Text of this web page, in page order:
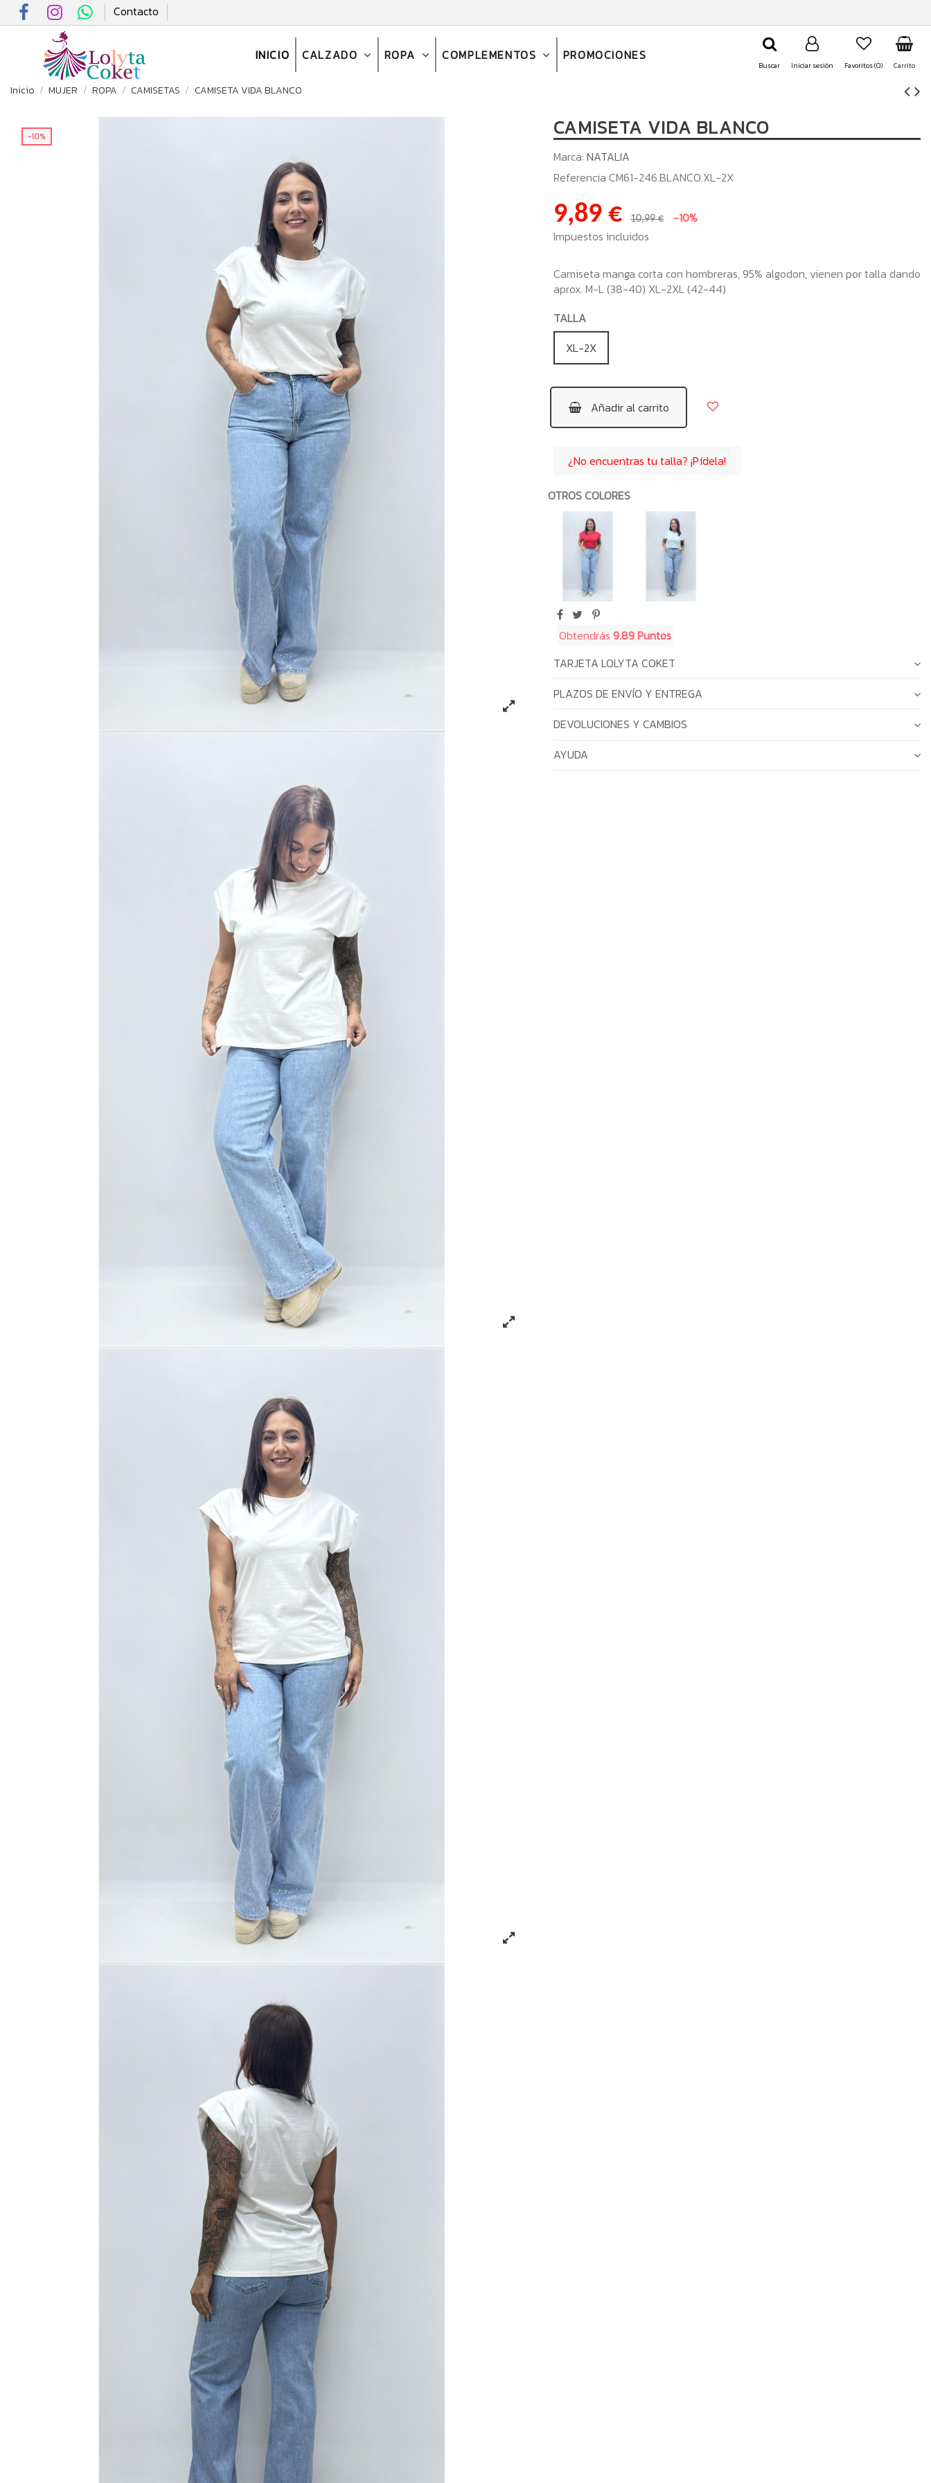
Contacto
INICIO CALZADO ROPA COMPLEMENTOS PROMOCIONES
Buscar Iniciar sesión Favoritos (0) Carrito
Inicio MUJER ROPA CAMISETAS CAMISETA VIDA BLANCO
-10% CAMISETA VIDA BLANCO
Marca: NATALIA
Referencia CM61-246.BLANCO.XL-2X
9,89 € 10,99 €
-10%
Impuestos incluidos
Camiseta manga corta con hombreras, 95% algodon, vienen por talla dando
aprox. M-L (38-40) XL-2XL (42-44)
TALLA
XL-2X
Añadir al carrito
¿No encuentras tu talla? ¡Pídela!
OTROS COLORES
Obtendrás 9.89 Puntos
TARJETA LOLYTA COKET
PLAZOS DE ENVÍO Y ENTREGA
DEVOLUCIONES Y CAMBIOS
AYUDA